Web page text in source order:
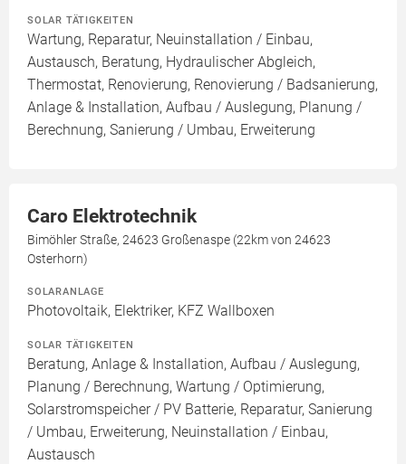
SOLAR TÄTIGKEITEN
Wartung, Reparatur, Neuinstallation / Einbau,
Austausch, Beratung, Hydraulischer Abgleich,
Thermostat, Renovierung, Renovierung / Badsanierung,
Anlage & Installation, Aufbau / Auslegung, Planung /
Berechnung, Sanierung / Umbau, Erweiterung
Caro Elektrotechnik
Bimöhler Straße, 24623 Großenaspe (22km von 24623
Osterhorn)
SOLARANLAGE
Photovoltaik, Elektriker, KFZ Wallboxen
SOLAR TÄTIGKEITEN
Beratung, Anlage & Installation, Aufbau / Auslegung,
Planung / Berechnung, Wartung / Optimierung,
Solarstromspeicher / PV Batterie, Reparatur, Sanierung
/ Umbau, Erweiterung, Neuinstallation / Einbau,
Austausch